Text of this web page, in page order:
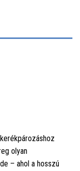
olyan
– ahol a hosszú